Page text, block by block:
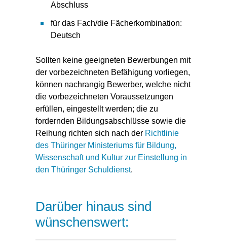
Abschluss
für das Fach/die Fächerkombination:
Deutsch
Sollten keine geeigneten Bewerbungen mit
der vorbezeichneten Befähigung vorliegen,
können nachrangig Bewerber, welche nicht
die vorbezeichneten Voraussetzungen
erfüllen, eingestellt werden; die zu
fordernden Bildungsabschlüsse sowie die
Reihung richten sich nach der Richtlinie
des Thüringer Ministeriums für Bildung,
Wissenschaft und Kultur zur Einstellung in
den Thüringer Schuldienst.
Darüber hinaus sind
wünschenswert: